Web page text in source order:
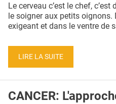
Le cerveau c’est le chef,
le soigner aux petits oignons.
exigeant et dans le ventre de
LIRE LA SUITE
CANCER: